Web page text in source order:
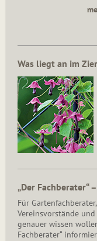
Was liegt an im
„Der Fachberater“
Für Gartenfachberater,
Vereinsvorstände und
genauer wissen
Fachberater“